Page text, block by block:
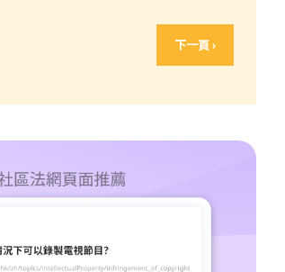
下一頁 ›